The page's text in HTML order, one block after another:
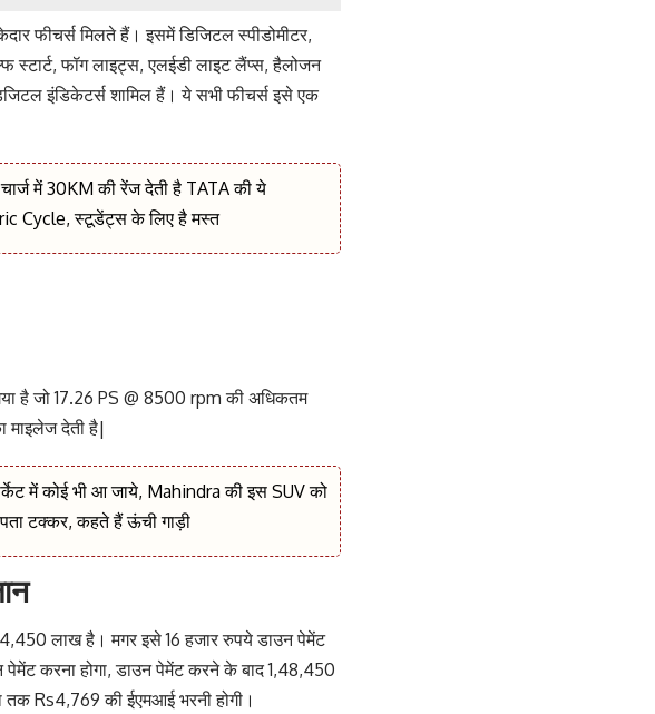
फीचर्स मिलते हैं। इसमें डिजिटल स्पीडोमीटर,
स्टार्ट, फॉग लाइट्स, एलईडी लाइट लैंप्स, हैलोजन
इंडिकेटर्स शामिल हैं। ये सभी फीचर्स इसे एक
में 30KM की रेंज देती है TATA की ये
Cycle, स्टूडेंट्स के लिए है मस्त
है जो 17.26 PS @ 8500 rpm की अधिकतम
माइलेज देती है|
में कोई भी आ जाये, Mahindra की इस SUV को
टक्कर, कहते हैं ऊंची गाड़ी
लाख है। मगर इसे 16 हजार रुपये डाउन पेमेंट
करना होगा, डाउन पेमेंट करने के बाद 1,48,450
Rs4,769 की ईएमआई भरनी होगी।